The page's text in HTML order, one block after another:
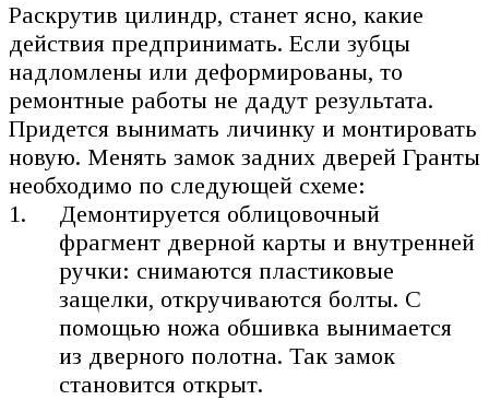
Раскрутив цилиндр, станет ясно, какие
действия предпринимать. Если зубцы
надломлены или деформированы, то
ремонтные работы не дадут результата.
Придется вынимать личинку и монтировать
новую. Менять замок задних дверей Гранты
необходимо по следующей схеме:
Демонтируется облицовочный
фрагмент дверной карты и внутренней
ручки: снимаются пластиковые
защелки, откручиваются болты. С
помощью ножа обшивка вынимается
из дверного полотна. Так замок
становится открыт.